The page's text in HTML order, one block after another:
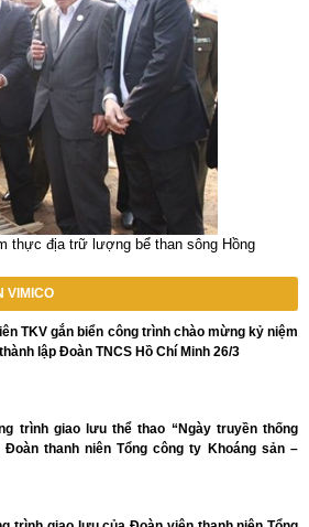
thực địa trữ lượng bể than sông Hồng
VIMICO
TKV gắn biển công trình chào mừng kỷ niệm
lập Đoàn TNCS Hồ Chí Minh 26/3
trình giao lưu thể thao “Ngày truyền thống
Đoàn thanh niên Tổng công ty Khoáng sản –